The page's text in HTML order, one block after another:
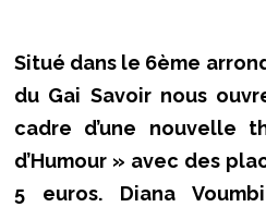
Situé dans le 6ème
du Gai Savoir nous
cadre d’une nouvelle
d’Humour » avec des
5 euros. Diana